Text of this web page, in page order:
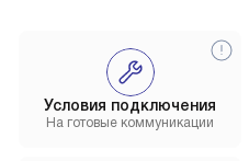
Условия подключения
На готовые коммуникации